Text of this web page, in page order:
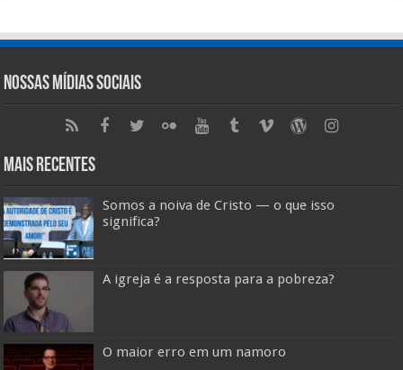
Nossas Mídias Sociais
Mais Recentes
Somos a noiva de Cristo — o que isso
significa?
A igreja é a resposta para a pobreza?
O maior erro em um namoro